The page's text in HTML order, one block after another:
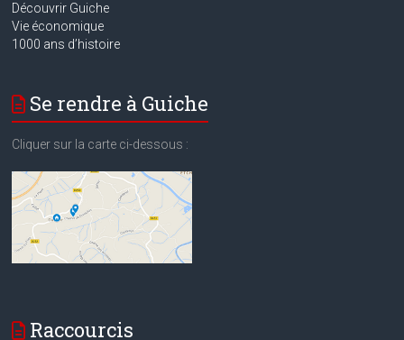
Découvrir Guiche
Vie économique
1000 ans d’histoire
Se rendre à Guiche
Cliquer sur la carte ci-dessous :
Raccourcis